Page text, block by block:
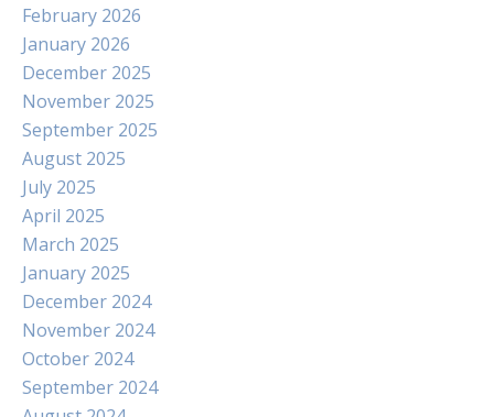
February 2026
January 2026
December 2025
November 2025
September 2025
August 2025
July 2025
April 2025
March 2025
January 2025
December 2024
November 2024
October 2024
September 2024